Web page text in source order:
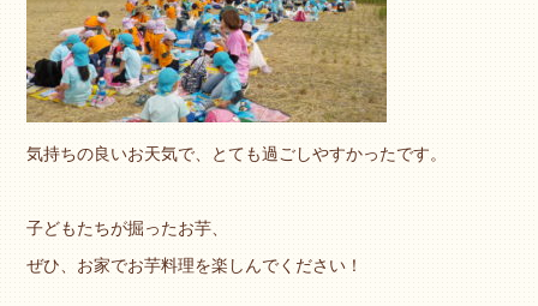
気持ちの良いお天気で、とても過ごしやすかったです。
子どもたちが掘ったお芋、
ぜひ、お家でお芋料理を楽しんでください！